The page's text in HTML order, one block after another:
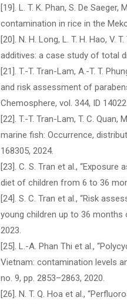
[19]. L. T. K. Phan, S. De
contamination in rice in the
[20]. N. H. Long, L. T. H. Hao, V.
additives: a case study of total
[21]. T.-T. Tran-Lam, A.-T. T.
and risk assessment of
Chemosphere, vol. 344, ID
[22]. T.-T. Tran-Lam, T. C. Quan,
marine fish: Occurrence,
168305, 2024.
[23]. C. S. Tran et al.,
diet of children from 6 to 36
[24]. S. C. Tran et al., “Risk
young children up to 36 months
2023.
[25]. L.-A. Phan Thi et al.,
Vietnam: contamination levels
no. 9, pp. 2853–2863, 2020.
[26]. N. T. Q. Hoa et al.,